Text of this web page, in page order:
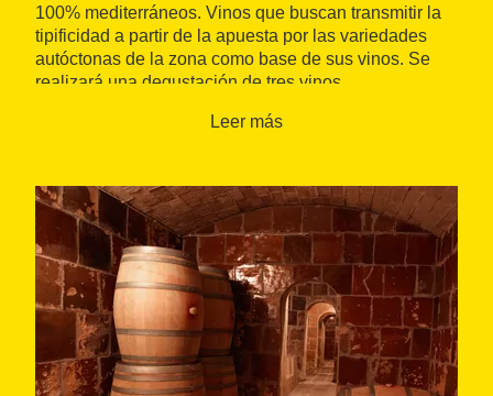
100% mediterráneos. Vinos que buscan transmitir la
tipificidad a partir de la apuesta por las variedades
autóctonas de la zona como base de sus vinos. Se
realizará una degustación de tres vinos.
Leer más